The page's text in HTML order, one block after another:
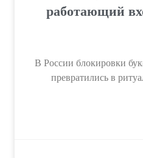
работающий
В России блокировки
превратились в